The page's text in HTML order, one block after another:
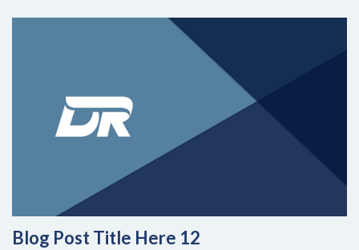
Blog Post Title Here 12